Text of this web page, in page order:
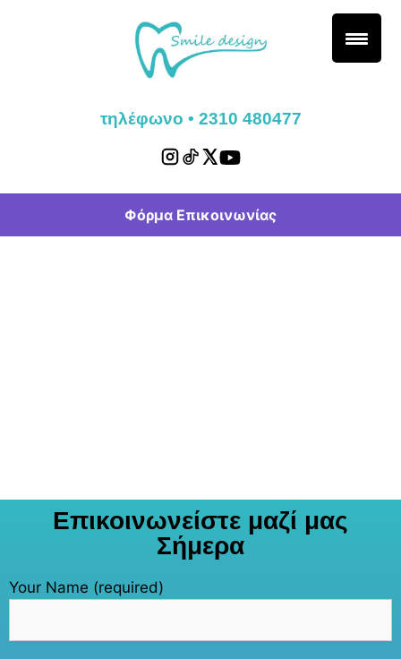
τηλέφωνο • 2310 480477
Φόρμα Επικοινωνίας
Επικοινωνείστε μαζί μας
Σήμερα
Your Name (required)